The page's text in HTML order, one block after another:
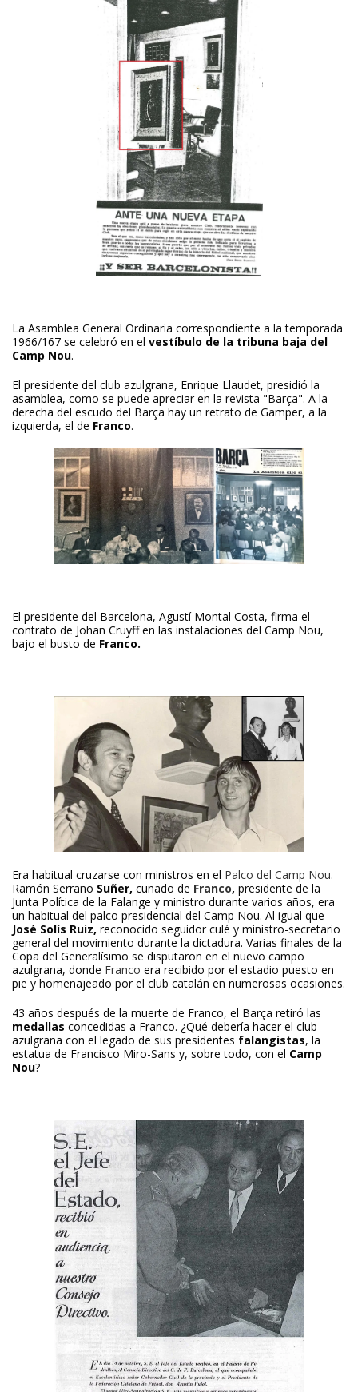
La Asamblea General Ordinaria correspondiente a la temporada
1966/167 se celebró en el vestíbulo de la tribuna baja del
Camp Nou.
El presidente del club azulgrana, Enrique Llaudet, presidió la
asamblea, como se puede apreciar en la revista "Barça". A la
derecha del escudo del Barça hay un retrato de Gamper, a la
izquierda, el de Franco.
El presidente del Barcelona, Agustí Montal Costa, firma el
contrato de Johan Cruyff en las instalaciones del Camp Nou,
bajo el busto de Franco.
Era habitual cruzarse con ministros en el Palco del Camp Nou.
Ramón Serrano Suñer, cuñado de Franco, presidente de la
Junta Política de la Falange y ministro durante varios años, era
un habitual del palco presidencial del Camp Nou. Al igual que
José Solís Ruiz, reconocido seguidor culé y ministro-secretario
general del movimiento durante la dictadura. Varias finales de la
Copa del Generalísimo se disputaron en el nuevo campo
azulgrana, donde Franco era recibido por el estadio puesto en
pie y homenajeado por el club catalán en numerosas ocasiones.
43 años después de la muerte de Franco, el Barça retiró las
medallas concedidas a Franco. ¿Qué debería hacer el club
azulgrana con el legado de sus presidentes falangistas, la
estatua de Francisco Miro-Sans y, sobre todo, con el Camp
Nou?